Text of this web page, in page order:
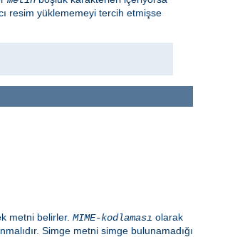
resim yüklememeyi tercih etmişse
metni belirler. MIME-kodlaması olarak
Simge metni simge bulunamadığı